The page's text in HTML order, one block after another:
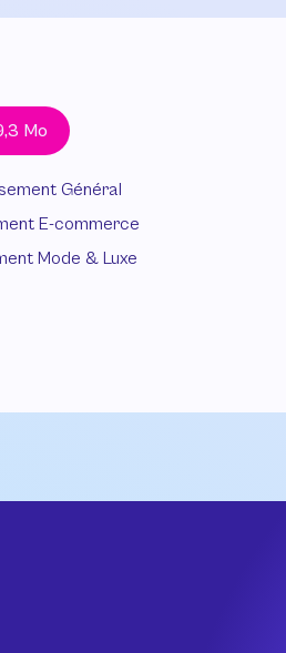
Mo
Général
E-commerce
Mode & Luxe